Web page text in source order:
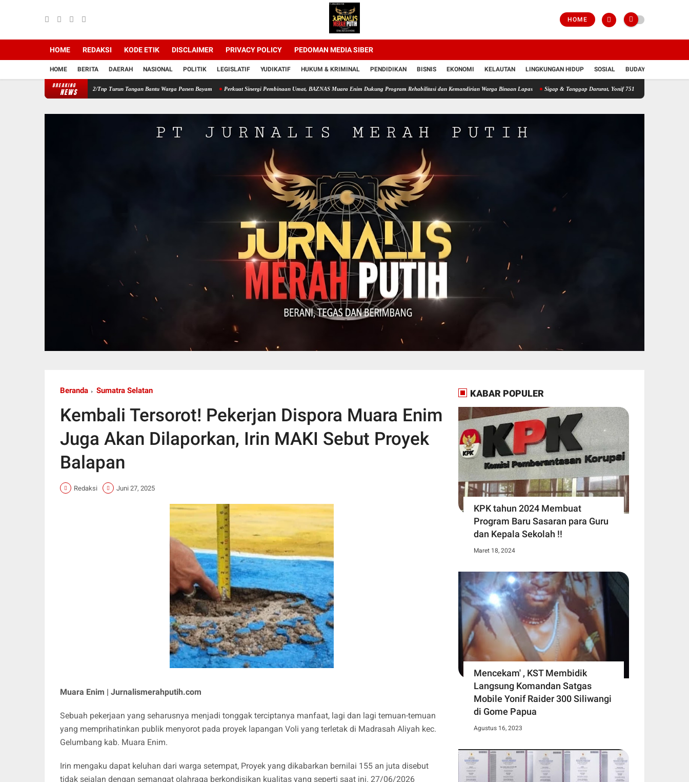
HOME
HOME REDAKSI KODE ETIK DISCLAIMER PRIVACY POLICY PEDOMAN MEDIA SIBER
HOME BERITA DAERAH NASIONAL POLITIK LEGISLATIF YUDIKATIF HUKUM & KRIMINAL PENDIDIKAN BISNIS EKONOMI KELAUTAN LINGKUNGAN HIDUP SOSIAL BUDAYA
BREAKING
NEWS
Babinsa Koramil 12/Tnp Turun Tangan Bantu Warga Panen Bayam Perkuat Sinergi Pembinaan Umat, BAZNAS Muara Enim Dukung Program Rehabilitasi dan Kemandirian Warga Binaan Lapas Sigap & Tanggap Darurat, Yonif 751/VJS Bantu Penanganan Warga
Beranda Sumatra Selatan
Kembali Tersorot! Pekerjan Dispora Muara Enim
Juga Akan Dilaporkan, Irin MAKI Sebut Proyek
Balapan
Redaksi Juni 27, 2025
Muara Enim | Jurnalismerahputih.com
Sebuah pekerjaan yang seharusnya menjadi tonggak terciptanya manfaat, lagi dan lagi temuan-temuan
yang memprihatinkan publik menyorot pada proyek lapangan Voli yang terletak di Madrasah Aliyah kec.
Gelumbang kab. Muara Enim.
Irin mengaku dapat keluhan dari warga setempat, Proyek yang dikabarkan bernilai 155 an juta disebut
tidak sejalan dengan semangat olahraga berkondisikan kualitas yang seperti saat ini. 27/06/2026
KABAR POPULER
KPK tahun 2024 Membuat
Program Baru Sasaran para Guru
dan Kepala Sekolah !!
Maret 18, 2024
Mencekam' , KST Membidik
Langsung Komandan Satgas
Mobile Yonif Raider 300 Siliwangi
di Gome Papua
Agustus 16, 2023